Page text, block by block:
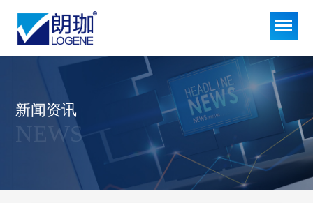
新闻资讯
NEWS